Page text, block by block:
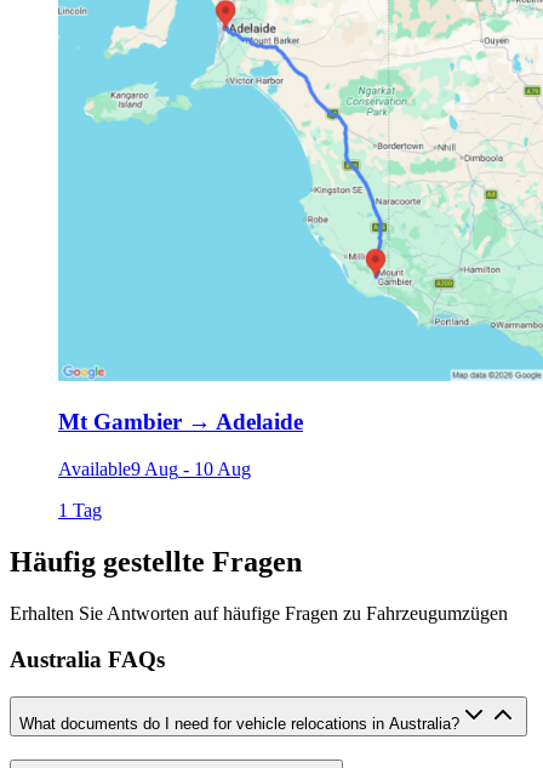
Mt Gambier → Adelaide
Available9 Aug - 10 Aug
1 Tag
Häufig gestellte Fragen
Erhalten Sie Antworten auf häufige Fragen zu Fahrzeugumzügen
Australia FAQs
What documents do I need for vehicle relocations in Australia?